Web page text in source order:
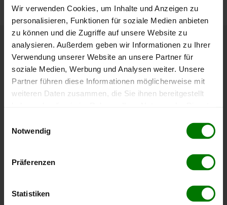
Wir verwenden Cookies, um Inhalte und Anzeigen zu
personalisieren, Funktionen für soziale Medien anbieten
zu können und die Zugriffe auf unsere Website zu
analysieren. Außerdem geben wir Informationen zu Ihrer
Verwendung unserer Website an unsere Partner für
soziale Medien, Werbung und Analysen weiter. Unsere
Partner führen diese Informationen möglicherweise mit
weiteren Daten zusammen, die Sie ihnen bereitgestellt
Notwendig
Präferenzen
Statistiken
Höchst- und Tiefststände der
Pelletspreise in Hart bei Graz
Die Tabelle zeigt dieHöchst- und Tiefststände der
Zeitraum
Tiefststand